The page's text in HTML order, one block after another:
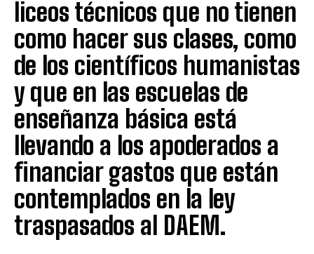
liceos técnicos que no tienen
como hacer sus clases, como
de los científicos humanistas
y que en las escuelas de
enseñanza básica está
llevando a los apoderados a
financiar gastos que están
contemplados en la ley
traspasados al DAEM.